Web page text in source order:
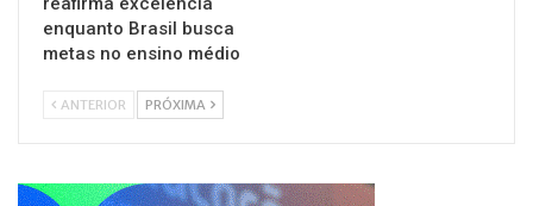
enquanto Brasil busca
metas no ensino médio
ANTERIOR PRÓXIMA